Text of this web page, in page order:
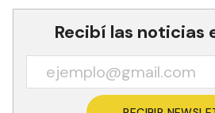
Recibí las noticias